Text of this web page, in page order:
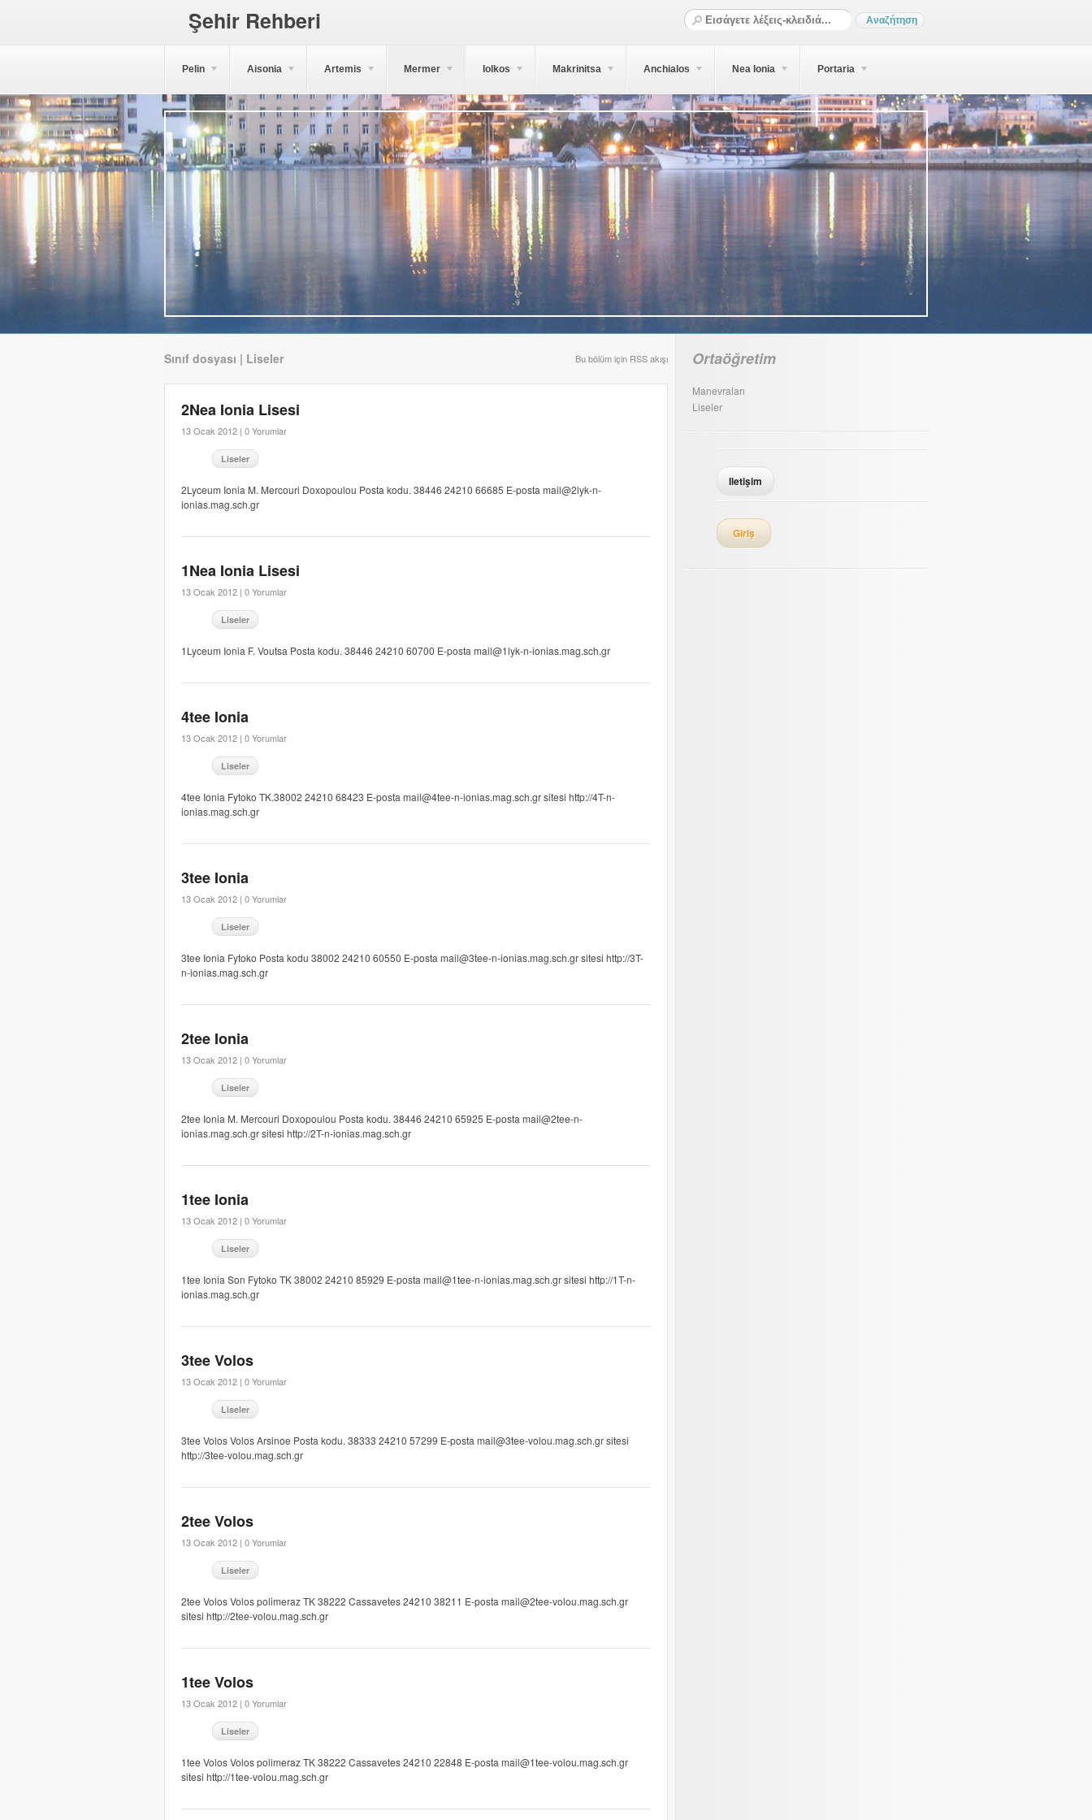
Şehir Rehberi
Pelin Aisonia Artemis Mermer Iolkos Makrinitsa Anchialos Nea Ionia Portaria
Sınıf dosyası | Liseler Bu bölüm için RSS akışı
2Nea Ionia Lisesi
13 Ocak 2012 | 0 Yorumlar
Liseler
2Lyceum Ionia M. Mercouri Doxopoulou Posta kodu. 38446 24210 66685 E-posta mail@2lyk-n-
ionias.mag.sch.gr
1Nea Ionia Lisesi
13 Ocak 2012 | 0 Yorumlar
Liseler
1Lyceum Ionia F. Voutsa Posta kodu. 38446 24210 60700 E-posta mail@1lyk-n-ionias.mag.sch.gr
4tee Ionia
13 Ocak 2012 | 0 Yorumlar
Liseler
4tee Ionia Fytoko TK.38002 24210 68423 E-posta mail@4tee-n-ionias.mag.sch.gr sitesi http://4T-n-
ionias.mag.sch.gr
3tee Ionia
13 Ocak 2012 | 0 Yorumlar
Liseler
3tee Ionia Fytoko Posta kodu 38002 24210 60550 E-posta mail@3tee-n-ionias.mag.sch.gr sitesi http://3T-
n-ionias.mag.sch.gr
2tee Ionia
13 Ocak 2012 | 0 Yorumlar
Liseler
2tee Ionia M. Mercouri Doxopoulou Posta kodu. 38446 24210 65925 E-posta mail@2tee-n-
ionias.mag.sch.gr sitesi http://2T-n-ionias.mag.sch.gr
1tee Ionia
13 Ocak 2012 | 0 Yorumlar
Liseler
1tee Ionia Son Fytoko TK 38002 24210 85929 E-posta mail@1tee-n-ionias.mag.sch.gr sitesi http://1T-n-
ionias.mag.sch.gr
3tee Volos
13 Ocak 2012 | 0 Yorumlar
Liseler
3tee Volos Volos Arsinoe Posta kodu. 38333 24210 57299 E-posta mail@3tee-volou.mag.sch.gr sitesi
http://3tee-volou.mag.sch.gr
2tee Volos
13 Ocak 2012 | 0 Yorumlar
Liseler
2tee Volos Volos polimeraz TK 38222 Cassavetes 24210 38211 E-posta mail@2tee-volou.mag.sch.gr
sitesi http://2tee-volou.mag.sch.gr
1tee Volos
13 Ocak 2012 | 0 Yorumlar
Liseler
1tee Volos Volos polimeraz TK 38222 Cassavetes 24210 22848 E-posta mail@1tee-volou.mag.sch.gr
sitesi http://1tee-volou.mag.sch.gr
Ortaöğretim
Manevraları
Liseler
Iletişim
Giriş